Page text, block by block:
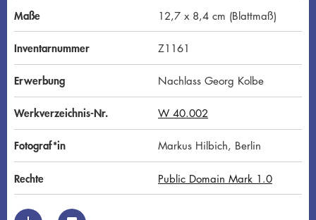
Maße 12,7 x 8,4 cm (Blattmaß)
Inventarnummer Z1161
Erwerbung Nachlass Georg Kolbe
Werkverzeichnis-Nr. W 40.002
Fotograf*in Markus Hilbich, Berlin
Rechte Public Domain Mark 1.0